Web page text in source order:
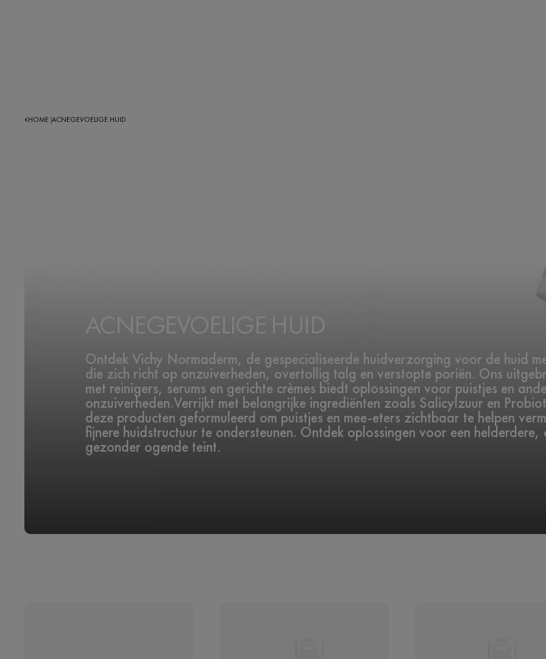
HOME ACNEGEVOELIGE HUID
ACNEGEVOELIGE HUID
Ontdek Vichy Normaderm, de gespecialiseerde huidverzorging voor de huid
die zich richt op onzuiverheden, overtollig talg en verstopte poriën. Ons
met reinigers, serums en gerichte crèmes biedt oplossingen voor puistjes en
onzuiverheden.Verrijkt met belangrijke ingrediënten zoals Salicylzuur en
deze producten geformuleerd om puistjes en mee-eters zichtbaar te helpen
fijnere huidstructuur te ondersteunen. Ontdek oplossingen voor een helderdere,
gezonder ogende teint.